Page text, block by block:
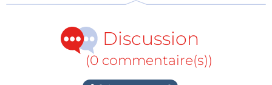
indispensable pour suivre ce rythme et éviter les
Si vous évoluez dans l’écosystème des
télécommunications ou de l’IoT, cette annonce
Discussion
(0 commentaire(s))